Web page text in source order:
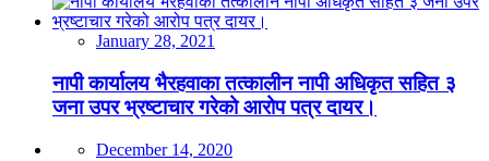
January 28, 2021
नापी कार्यालय भैरहवाका तत्कालीन नापी अधिकृत सहित ३
जना उपर भ्रष्टाचार गरेको आरोप पत्र दायर।
December 14, 2020